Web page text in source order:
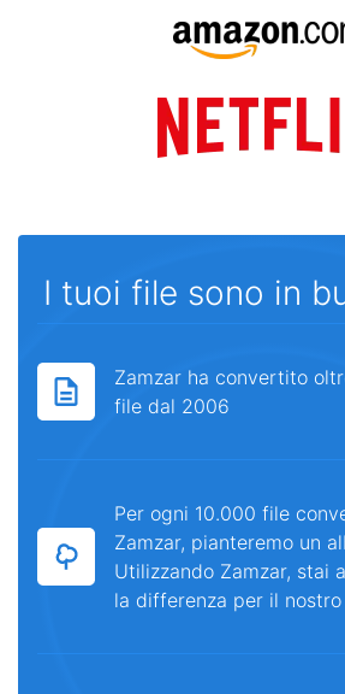
I tuoi file sono in
Zamzar ha convertito
file dal 2006
Per ogni 10.000 file
Zamzar, pianteremo un
Utilizzando Zamzar, stai
la differenza per il